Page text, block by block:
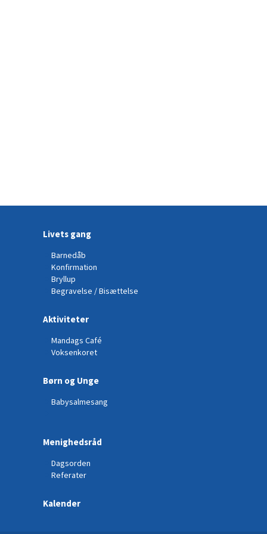
Livets gang
Barnedåb
Konfirmation
Bryllup
Begravelse / Bisættelse
Aktiviteter
Mandags Café
Voksenkoret
Børn og Unge
Babysalmesang
Menighedsråd
Dagsorden
Referater
Kalender